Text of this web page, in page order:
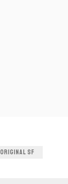
ORIGINAL SF